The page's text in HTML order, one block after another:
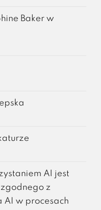
Baker w
AI jest
z
w procesach